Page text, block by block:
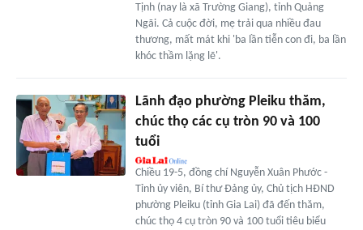
Tịnh (nay là xã Trường Giang), tỉnh Quảng
Ngãi. Cả cuộc đời, mẹ trải qua nhiều đau
thương, mất mát khi 'ba lần tiễn con đi, ba lần
khóc thầm lặng lẽ'.
Lãnh đạo phường Pleiku thăm,
chúc thọ các cụ tròn 90 và 100
tuổi
Chiều 19-5, đồng chí Nguyễn Xuân Phước -
Tỉnh ủy viên, Bí thư Đảng ủy, Chủ tịch HĐND
phường Pleiku (tỉnh Gia Lai) đã đến thăm,
chúc thọ 4 cụ tròn 90 và 100 tuổi tiêu biểu